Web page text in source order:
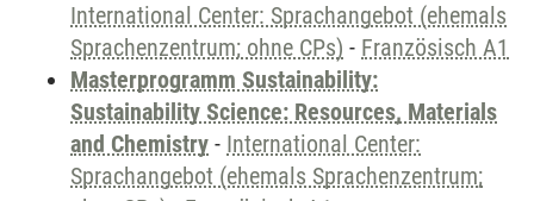
International Center: Sprachangebot (ehemals
Sprachenzentrum; ohne CPs) - Französisch A1
Masterprogramm Sustainability:
Sustainability Science: Resources, Materials
and Chemistry - International Center:
Sprachangebot (ehemals Sprachenzentrum;